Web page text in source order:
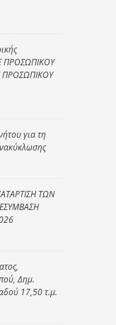
ΠΡΟΣΩΠΙΚΟΥ
ΠΡΟΣΩΠΙΚΟΥ
για τη
ΤΩΝ
Δημ.
17,50 τ.μ.